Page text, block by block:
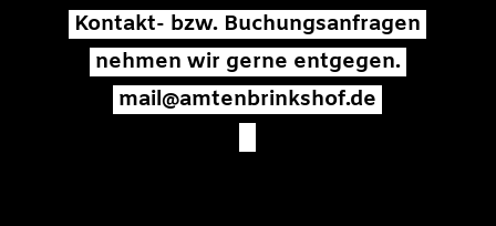
Kontakt- bzw. Buchungsanfragen
nehmen wir gerne entgegen.
mail@amtenbrinkshof.de